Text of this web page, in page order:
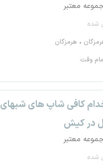
معتبر
شده
هرمزگان
وقت
کافی شاپ های شبهای
در کیش
معتبر
شده